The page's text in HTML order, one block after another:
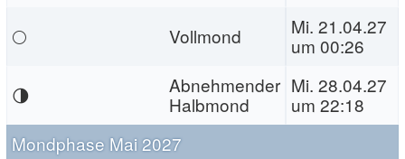
🌕
Vollmond
Mi. 21.04.27
um 00:26
🌗
Abnehmender
Halbmond
Mi. 28.04.27
um 22:18
Mondphase Mai 2027